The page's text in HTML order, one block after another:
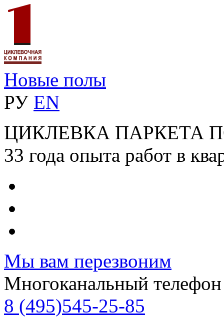
Новые полы
РУ EN
ЦИКЛЕВКА ПАРКЕТА
33 года опыта работ в
Мы вам перезвоним
Многоканальный телефон
8 (495)545-25-85